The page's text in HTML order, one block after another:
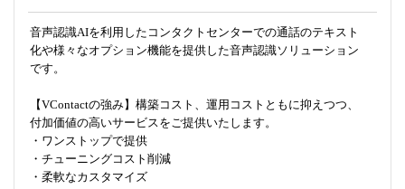
音声認識AIを利用したコンタクトセンターでの通話のテキスト
化や様々なオプション機能を提供した音声認識ソリューション
です。
【VContactの強み】構築コスト、運用コストともに抑えつつ、
付加価値の高いサービスをご提供いたします。
・ワンストップで提供
・チューニングコスト削減
・柔軟なカスタマイズ